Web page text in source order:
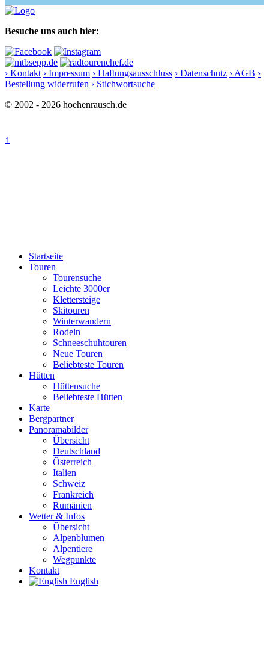
Besuche uns auch hier:
› Kontakt › Impressum › Haftungsausschluss › Datenschutz › AGB ›
Bestellung widerrufen › Stichwortsuche
© 2002 - 2026 hoehenrausch.de
↑
Startseite
Touren
Tourensuche
Leichte 3000er
Klettersteige
Skitouren
Winterwandern
Rodeln
Schneeschuhtouren
Neue Touren
Beliebteste Touren
Hütten
Hüttensuche
Beliebteste Hütten
Karte
Bergpartner
Panoramabilder
Übersicht
Deutschland
Österreich
Italien
Schweiz
Frankreich
Rumänien
Wetter & Infos
Übersicht
Alpenblumen
Alpentiere
Wegpunkte
Kontakt
English